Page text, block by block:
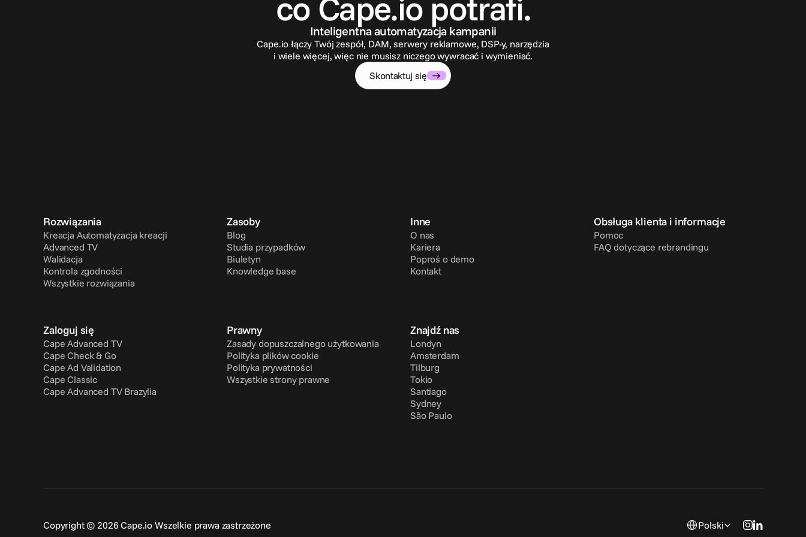
Inteligentna automatyzacja kampanii
Cape.io łączy Twój zespół, DAM, serwery reklamowe, DSP-y, narzędzia
i wiele więcej, więc nie musisz niczego wywracać i wymieniać.
Skontaktuj się
Rozwiązania
Kreacja Automatyzacja kreacji
Advanced TV
Walidacja
Kontrola zgodności
Wszystkie rozwiązania
Zasoby
Blog
Studia przypadków
Biuletyn
Knowledge base
Inne
O nas
Kariera
Poproś o demo
Kontakt
Obsługa klienta i informacje
Pomoc
FAQ dotyczące rebrandingu
Zaloguj się
Cape Advanced TV
Cape Check & Go
Cape Ad Validation
Cape Classic
Cape Advanced TV Brazylia
Prawny
Zasady dopuszczalnego użytkowania
Polityka plików cookie
Polityka prywatności
Wszystkie strony prawne
Znajdź nas
Londyn
Amsterdam
Tilburg
Tokio
Santiago
Sydney
São Paulo
Copyright © 2026 Cape.io Wszelkie prawa zastrzeżone Select Language
Polski